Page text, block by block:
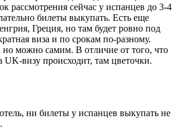
рассмотрения сейчас у испанцев до 3-4
билеты выкупать. Есть еще
Греция, но там будет ровно под
виза и по срокам по-разному.
но можно самим. В отличие от того, что
UK-визу происходит, там цветочки.
ни билеты у испанцев выкупать не